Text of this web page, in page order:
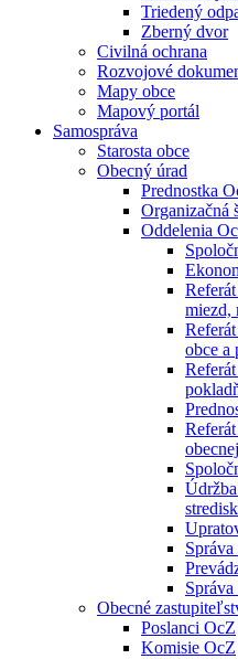
Triedený
Zberný dvor
Civilná ochrana
Rozvojové
Mapy obce
Mapový portál
Samospráva
Starosta obce
Obecný úrad
Prednostka
Organizačná
Oddelenia
miezd,
obce a
Obecné
Poslanci OcZ
Komisie OcZ